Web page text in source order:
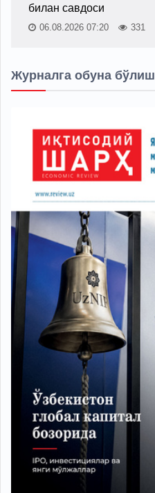
билан савдоси
06.08.2026 07:20 331
Журналга обуна бўлиш